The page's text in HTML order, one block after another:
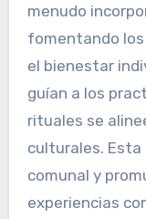
menudo
fomentando
el bienestar
guían a los
rituales se
culturales.
comunal y
experiencias